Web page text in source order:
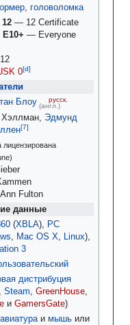
, головоломка
12 — 12 Certificate
E10+ — Everyone
12
0[d]
Блоу (англ.)
русск.
Эдмунд
лицензирована
Fulton
данные
(XBLA), PC
, Mac OS X, Linux),
3
дистрибуция
, Steam, GreenHouse,
и GamersGate)
и мышь или